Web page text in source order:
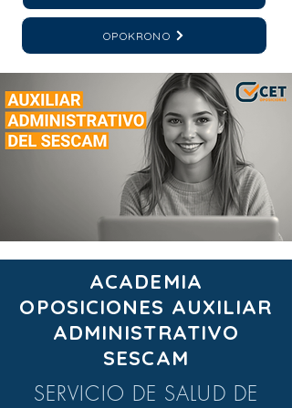
OPOKRONO
ACADEMIA
OPOSICIONES AUXILIAR
ADMINISTRATIVO
SESCAM
SERVICIO DE SALUD DE